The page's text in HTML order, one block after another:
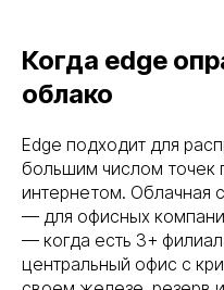
Когда edge
облако
Edge подходит для
большим числом
интернетом. Облачная
— для офисных
— когда есть 3+
центральный офис с